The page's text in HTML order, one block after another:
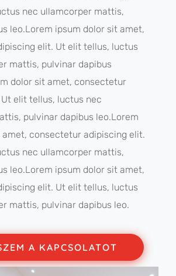
nec ullamcorper mattis,
leo.Lorem ipsum dolor sit amet,
elit. Ut elit tellus, luctus
mattis, pulvinar dapibus
dolor sit amet, consectetur
elit tellus, luctus nec
pulvinar dapibus leo.Lorem
amet, consectetur adipiscing elit.
nec ullamcorper mattis,
leo.Lorem ipsum dolor sit amet,
elit. Ut elit tellus, luctus
mattis, pulvinar dapibus leo.
A KAPCSOLATOT